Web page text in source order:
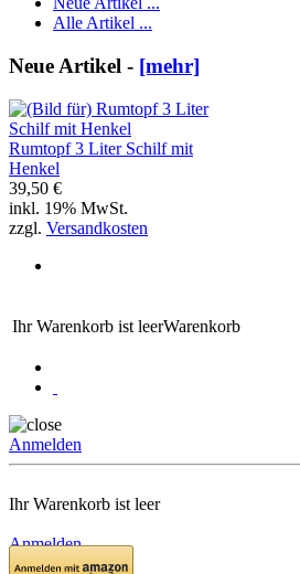
Alle Artikel ...
Neue Artikel - [mehr]
Rumtopf 3 Liter Schilf mit
Henkel
39,50 €
inkl. 19% MwSt.
zzgl. Versandkosten
Ihr Warenkorb ist leerWarenkorb
Anmelden
Ihr Warenkorb ist leer
Anmelden
Email: